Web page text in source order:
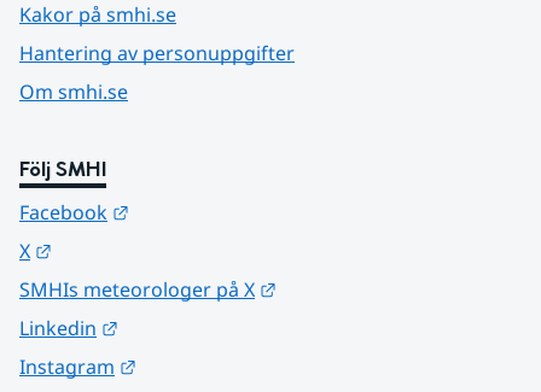
Kakor på smhi.se
Hantering av personuppgifter
Om smhi.se
Följ SMHI
Facebook
X
SMHIs meteorologer på X
Linkedin
Instagram